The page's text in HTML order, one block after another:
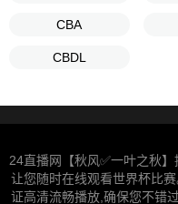
CBA
CBDL
24直播网【秋风✅一叶之秋
让您随时在线观看世界杯比
证高清流畅播放,确保您不错